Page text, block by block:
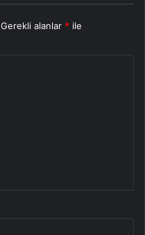
Gerekli alanlar * ile